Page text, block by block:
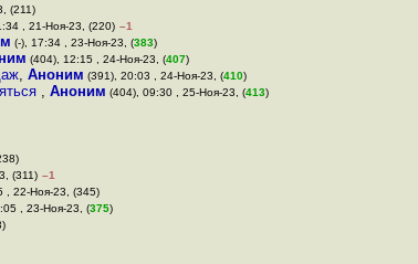
(211)
, 21-Ноя-23, (220) –1
(-), 17:34 , 23-Ноя-23, (383)
(404), 12:15 , 24-Ноя-23, (407)
, Аноним (391), 20:03 , 24-Ноя-23, (410)
, Аноним (404), 09:30 , 25-Ноя-23, (413)
(311) –1
, 22-Ноя-23, (345)
, 23-Ноя-23, (375)